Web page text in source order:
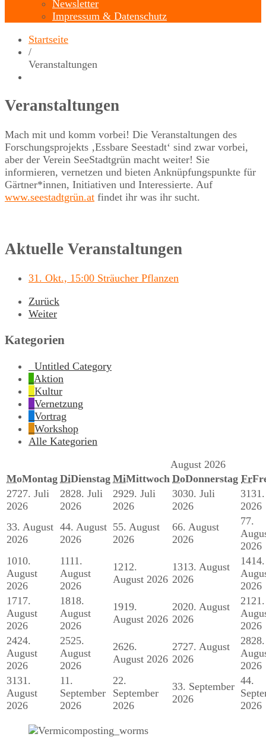
Newsletter
Impressum & Datenschutz
Startseite
/
Veranstaltungen
Veranstaltungen
Mach mit und komm vorbei! Die Veranstaltungen des
Forschungsprojekts ‚Essbare Seestadt‘ sind zwar vorbei,
aber der Verein SeeStadtgrün macht weiter! Sie
informieren, vernetzen und bieten Anknüpfungspunkte für
Gärtner*innen, Initiativen und Interessierte. Auf
www.seestadtgrün.at findet ihr was ihr sucht.
Aktuelle Veranstaltungen
31. Okt., 15:00 Sträucher Pflanzen
Zurück
Weiter
Kategorien
Untitled Category
Aktion
Kultur
Vernetzung
Vortrag
Workshop
Alle Kategorien
August 2026
MoMontag DiDienstag MiMittwoch DoDonnerstag Fr
2727. Juli
2026
2828. Juli
2026
2929. Juli
2026
3030. Juli
2026
31
2026
33. August
2026
44. August
2026
55. August
2026
66. August
2026
77.
2026
1010.
August
2026
1111.
August
2026
1212.
August 2026
1313. August
2026
1414.
2026
1717.
August
2026
1818.
August
2026
1919.
August 2026
2020. August
2026
21 21.
2026
2424.
August
2026
2525.
August
2026
2626.
August 2026
2727. August
2026
2828.
2026
31 31.
August
2026
11.
September
2026
22.
September
2026
33. September
2026
44.
2026